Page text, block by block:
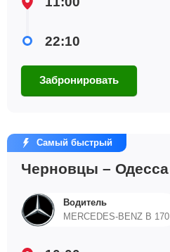
22:10
Забронировать
Самый быстрый
Черновцы – Одесса
Водитель
MERCEDES-BENZ B 170